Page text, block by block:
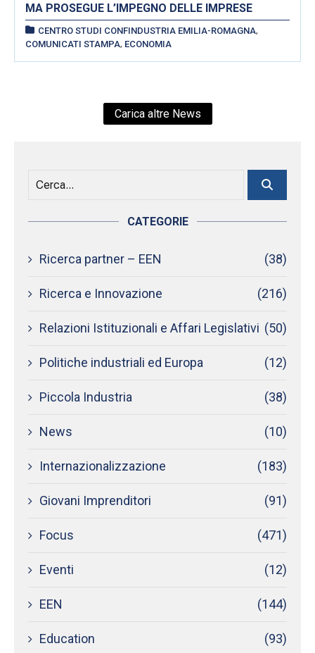
MA PROSEGUE L’IMPEGNO DELLE IMPRESE
CENTRO STUDI CONFINDUSTRIA EMILIA-ROMAGNA
COMUNICATI STAMPA ECONOMIA
Carica altre News
CATEGORIE
Ricerca partner – EEN (38)
Ricerca e Innovazione (216)
Relazioni Istituzionali e Affari Legislativi (50)
Politiche industriali ed Europa (12)
Piccola Industria (38)
News (10)
Internazionalizzazione (183)
Giovani Imprenditori (91)
Focus (471)
Eventi (12)
EEN (144)
Education (93)